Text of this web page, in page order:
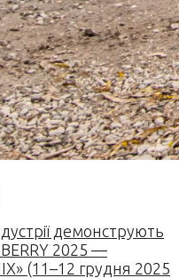
демонструють
2025 —
(11–12 грудня 2025